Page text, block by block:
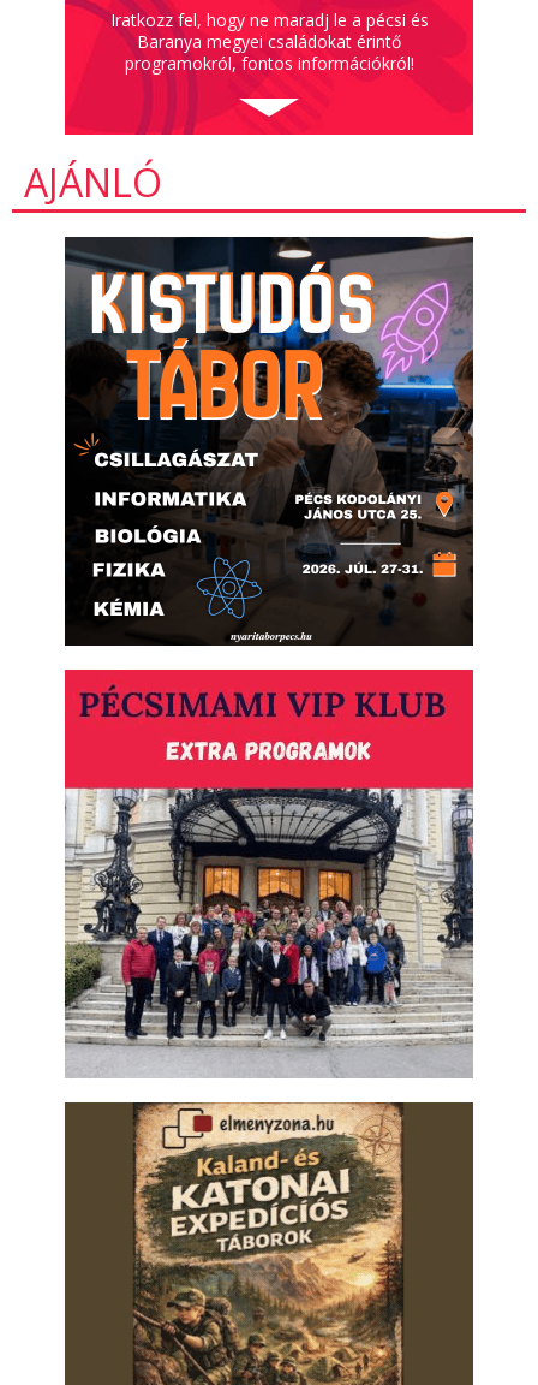
Iratkozz fel, hogy ne maradj le a pécsi és
Baranya megyei családokat érintő
programokról, fontos információkról!
AJÁNLÓ